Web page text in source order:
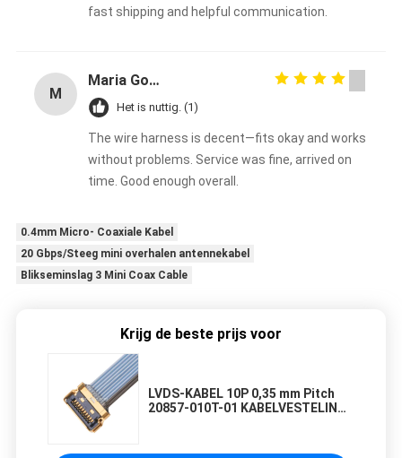
fast shipping and helpful communication.
M
Maria Gonzalez
Het is nuttig. (1)
The wire harness is decent—fits okay and works
without problems. Service was fine, arrived on
time. Good enough overall.
0.4mm Micro- Coaxiale Kabel
20 Gbps/Steeg mini overhalen antennekabel
Blikseminslag 3 Mini Coax Cable
Krijg de beste prijs voor
LVDS-KABEL 10P 0,35 mm Pitch
20857-010T-01 KABELVESTELING